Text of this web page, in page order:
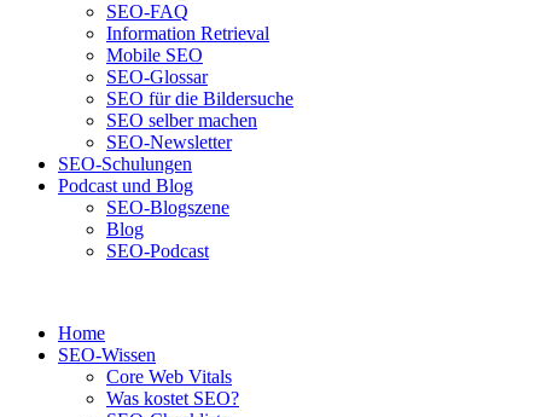
SEO-FAQ
Information Retrieval
Mobile SEO
SEO-Glossar
SEO für die Bildersuche
SEO selber machen
SEO-Newsletter
SEO-Schulungen
Podcast und Blog
SEO-Blogszene
Blog
SEO-Podcast
Home
SEO-Wissen
Core Web Vitals
Was kostet SEO?